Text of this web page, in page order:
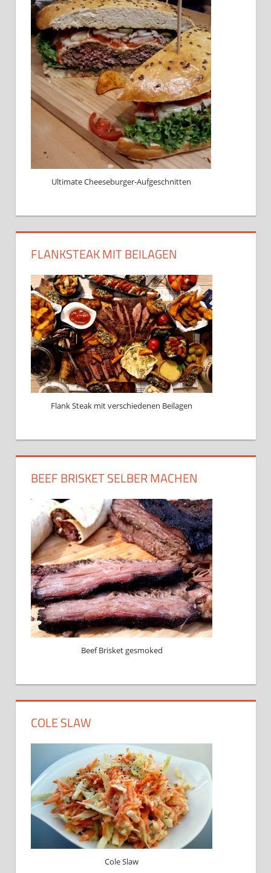
Ultimate Cheeseburger-Aufgeschnitten
FLANKSTEAK MIT BEILAGEN
Flank Steak mit verschiedenen Beilagen
BEEF BRISKET SELBER MACHEN
Beef Brisket gesmoked
COLE SLAW
Cole Slaw